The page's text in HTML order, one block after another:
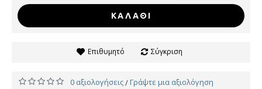
ΚΑΛΆΘΙ
Επιθυμητό Σύγκριση
0 αξιολογήσεις/Γράψτε μια αξιολόγηση